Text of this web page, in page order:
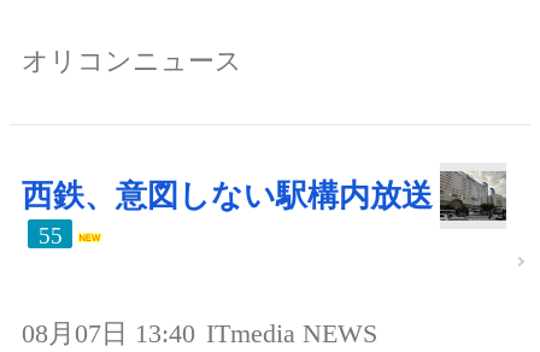
オリコンニュース
西鉄、意図しない駅構内放送
55
08月07日 13:40 ITmedia NEWS